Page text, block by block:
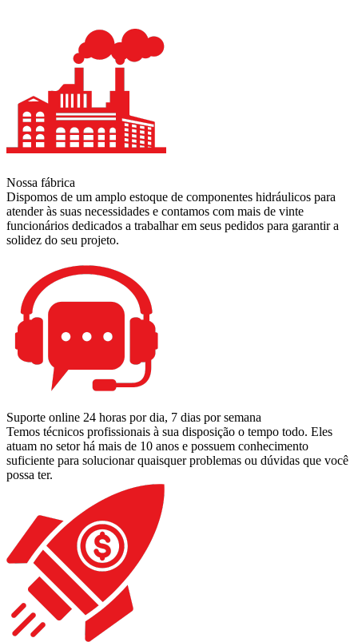
Nossa fábrica
Dispomos de um amplo estoque de componentes hidráulicos para
atender às suas necessidades e contamos com mais de vinte
funcionários dedicados a trabalhar em seus pedidos para garantir a
solidez do seu projeto.
Suporte online 24 horas por dia, 7 dias por semana
Temos técnicos profissionais à sua disposição o tempo todo. Eles
atuam no setor há mais de 10 anos e possuem conhecimento
suficiente para solucionar quaisquer problemas ou dúvidas que você
possa ter.